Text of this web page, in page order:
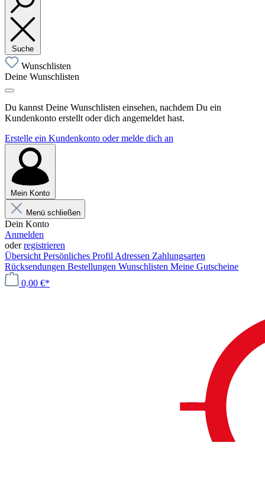
Suche
Wunschlisten
Deine Wunschlisten
Du kannst Deine Wunschlisten einsehen, nachdem Du ein
Kundenkonto erstellt oder dich angemeldet hast.
Erstelle ein Kundenkonto oder melde dich an
Mein Konto
Menü schließen
Dein Konto
Anmelden
oderregistrieren
Übersicht Persönliches Profil Adressen Zahlungsarten
Rücksendungen Bestellungen Wunschlisten Meine Gutscheine
0,00 €*